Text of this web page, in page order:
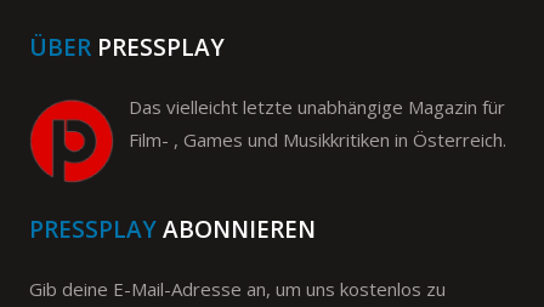
ÜBER PRESSPLAY
Das vielleicht letzte unabhängige Magazin für
Film- , Games und Musikkritiken in Österreich.
PRESSPLAYABONNIEREN
Gib deine E-Mail-Adresse an, um uns kostenlos zu